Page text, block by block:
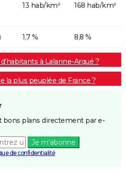
13 hab/km² 168 hab/km²
1,7 % 8,8 %
à Lalanne-Arqué ?
la plus peuplée de France ?
bons plans directement par e-
Je m'abonne
de confidentialité